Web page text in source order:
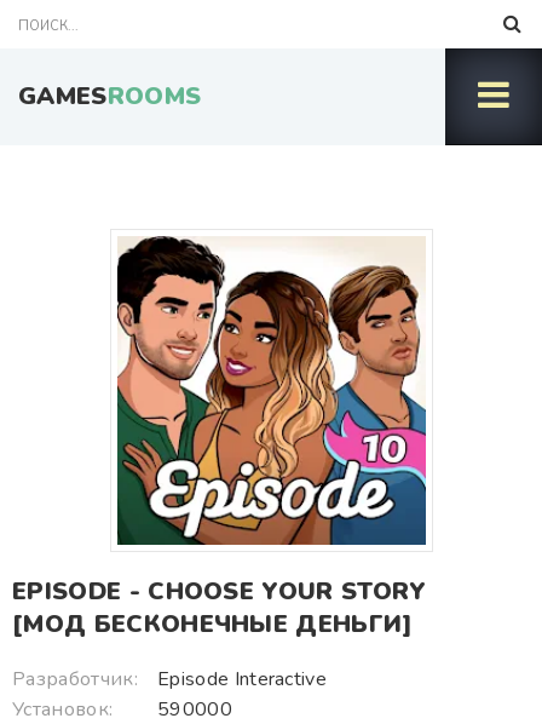
GAMESROOMS
EPISODE - CHOOSE YOUR STORY
[МОД БЕСКОНЕЧНЫЕ ДЕНЬГИ]
Разработчик:
Episode Interactive
Установок:
590000